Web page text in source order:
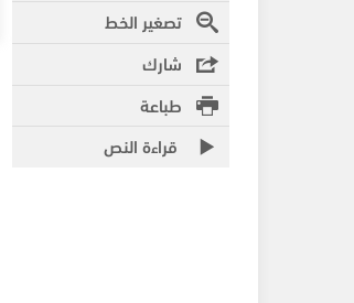
تصغير الخط
شارك
طباعة
قراءة النص